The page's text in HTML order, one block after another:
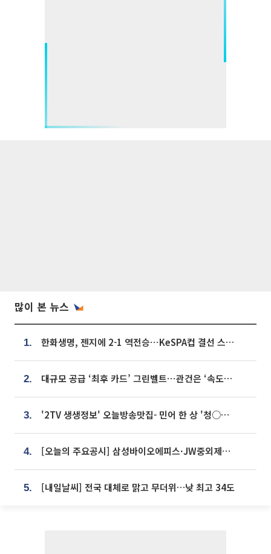
많이 본 뉴스
1. 한화생명, 젠지에 2-1 역전승⋯KeSPA컵 결선 스테이지 2 직행
2. 대규모 공급 ‘최후 카드’ 그린벨트⋯관건은 ‘속도’ [주택공급 승부수의 조건]
3. '2TV 생생정보' 오늘방송맛집- 민어 한 상 '청○○○' vs 전복 한 상 '명○'
4. [오늘의 주요공시] 삼성바이오에피스·JW중외제약·한미반도체·SK바이오사이언스 등
5. [내일날씨] 전국 대체로 맑고 무더위…낮 최고 34도